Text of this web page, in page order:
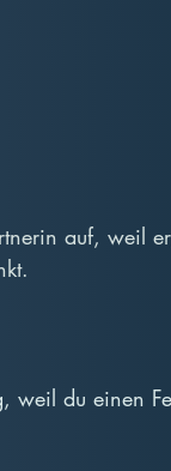
auf, weil
weil du einen